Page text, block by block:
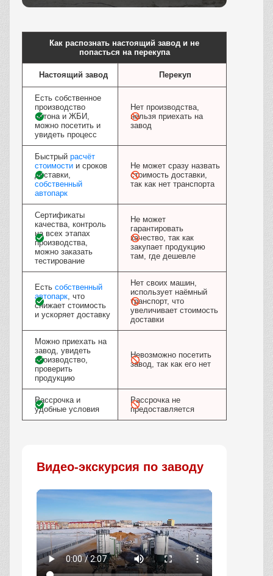
Как распознать настоящий завод и не
попасться на перекупа
Настоящий завод Перекуп
Есть собственное
производство
бетона и ЖБИ,
можно посетить и
увидеть процесс
Нет производства,
нельзя приехать на
завод
Быстрый расчёт
стоимости и сроков
доставки,
собственный
автопарк
Не может сразу назвать
стоимость доставки,
так как нет транспорта
Сертификаты
качества, контроль
на всех этапах
производства,
можно заказать
тестирование
Не может
гарантировать
качество, так как
закупает продукцию
там, где дешевле
Есть собственный
автопарк, что
снижает стоимость
и ускоряет доставку
Нет своих машин,
использует наёмный
транспорт, что
увеличивает стоимость
доставки
Можно приехать на
завод, увидеть
производство,
проверить
продукцию
Невозможно посетить
завод, так как его нет
Рассрочка и
удобные условия
Рассрочка не
предоставляется
Видео-экскурсия по заводу